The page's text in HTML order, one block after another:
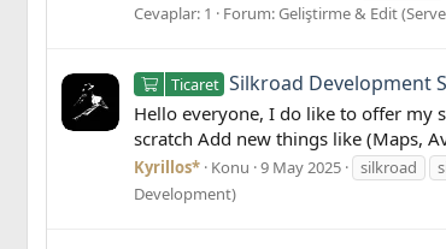
Cevaplar: 1
Forum:Geliştirme & Edit
Ticaret Silkroad Development
Hello everyone, I do like to offer my
scratch Add new things like (Maps,
Kyrillos* Konu 9 May 2025 silkroad
Development)